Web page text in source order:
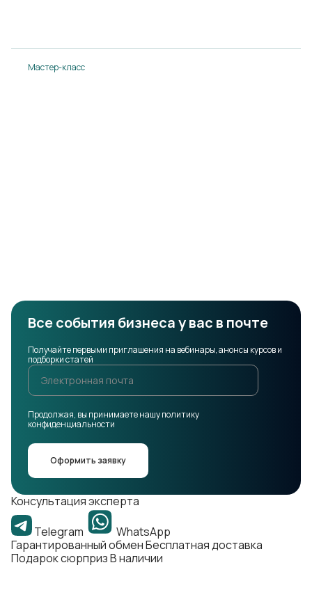
Мастер-класс
Все события бизнеса у вас в почте
Получайте первыми приглашения на вебинары, анонсы курсов и
подборки статей
Продолжая, вы принимаете нашу политику
конфиденциальности
Оформить заявку
Консультация эксперта
Telegram
WhatsApp
Гарантированный обменБесплатная доставка
Подарок сюрпризВ наличии